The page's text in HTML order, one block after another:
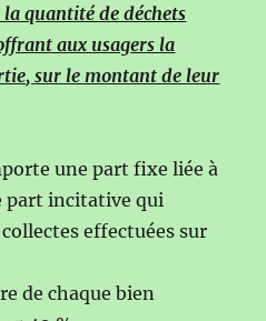
quantité de déchets
aux usagers la
sur le montant de leur
une part fixe liée à
part incitative qui
effectuées sur
de chaque bien